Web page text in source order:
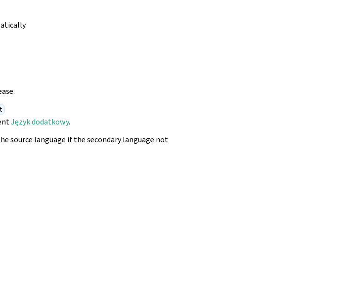
Język dodatkowy.
source language if the secondary language not